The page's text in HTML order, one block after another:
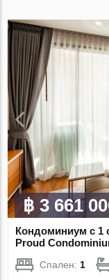
฿ 3 661
Кондоминиум с 1
Proud
Спален: 1